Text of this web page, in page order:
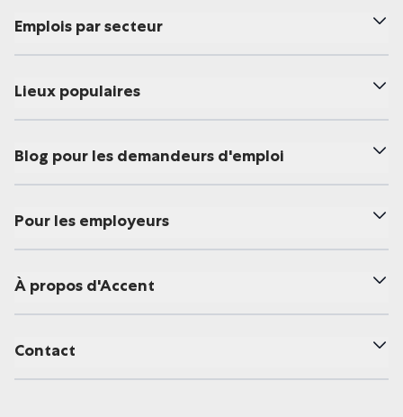
Emplois par secteur
Lieux populaires
Blog pour les demandeurs d'emploi
Pour les employeurs
À propos d'Accent
Contact